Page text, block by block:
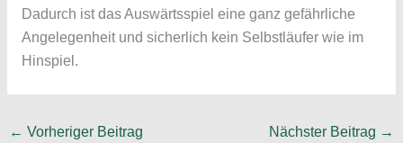
Dadurch ist das Auswärtsspiel eine ganz gefährliche
Angelegenheit und sicherlich kein Selbstläufer wie im
Hinspiel.
← Vorheriger Beitrag Nächster Beitrag →